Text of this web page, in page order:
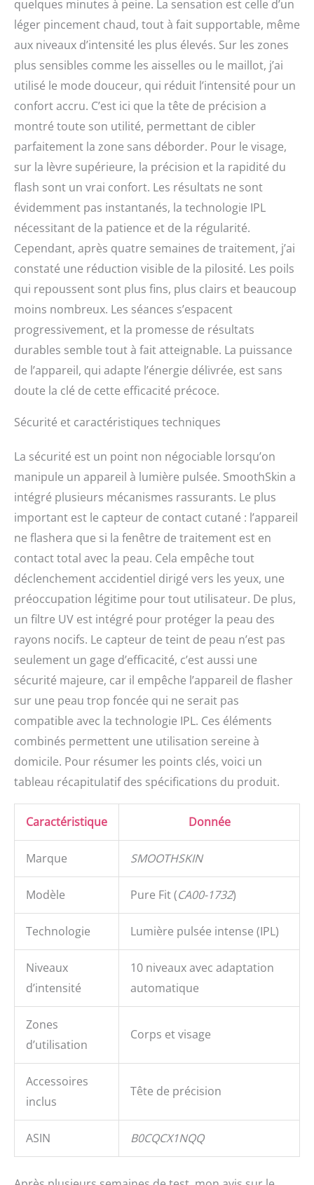
quelques minutes à peine. La sensation est celle d’un
léger pincement chaud, tout à fait supportable, même
aux niveaux d’intensité les plus élevés. Sur les zones
plus sensibles comme les aisselles ou le maillot, j’ai
utilisé le mode douceur, qui réduit l’intensité pour un
confort accru. C’est ici que la tête de précision a
montré toute son utilité, permettant de cibler
parfaitement la zone sans déborder. Pour le visage,
sur la lèvre supérieure, la précision et la rapidité du
flash sont un vrai confort. Les résultats ne sont
évidemment pas instantanés, la technologie IPL
nécessitant de la patience et de la régularité.
Cependant, après quatre semaines de traitement, j’ai
constaté une réduction visible de la pilosité. Les poils
qui repoussent sont plus fins, plus clairs et beaucoup
moins nombreux. Les séances s’espacent
progressivement, et la promesse de résultats
durables semble tout à fait atteignable. La puissance
de l’appareil, qui adapte l’énergie délivrée, est sans
doute la clé de cette efficacité précoce.
Sécurité et caractéristiques techniques
La sécurité est un point non négociable lorsqu’on
manipule un appareil à lumière pulsée. SmoothSkin a
intégré plusieurs mécanismes rassurants. Le plus
important est le capteur de contact cutané : l’appareil
ne flashera que si la fenêtre de traitement est en
contact total avec la peau. Cela empêche tout
déclenchement accidentiel dirigé vers les yeux, une
préoccupation légitime pour tout utilisateur. De plus,
un filtre UV est intégré pour protéger la peau des
rayons nocifs. Le capteur de teint de peau n’est pas
seulement un gage d’efficacité, c’est aussi une
sécurité majeure, car il empêche l’appareil de flasher
sur une peau trop foncée qui ne serait pas
compatible avec la technologie IPL. Ces éléments
combinés permettent une utilisation sereine à
domicile. Pour résumer les points clés, voici un
tableau récapitulatif des spécifications du produit.
Caractéristique Donnée
Marque SMOOTHSKIN
Modèle Pure Fit (CA00-1732)
Technologie Lumière pulsée intense (IPL)
Niveaux
d’intensité
10 niveaux avec adaptation
automatique
Zones
d’utilisation
Corps et visage
Accessoires
inclus
Tête de précision
ASIN B0CQCX1NQQ